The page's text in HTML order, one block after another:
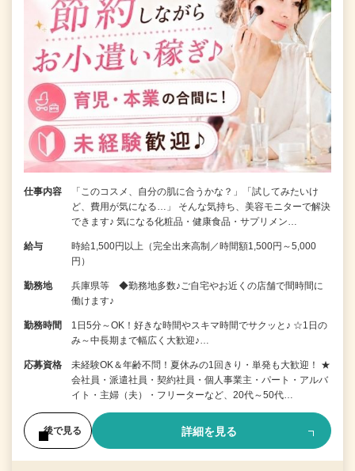
仕事内容
「このコスメ、自分の肌に合うかな？」「試してみたいけ
ど、費用が気になる…」 そんな気持ち、美容モニターで解決
できます♪ 気になる化粧品・健康食品・サプリメン…
給与
時給1,500円以上（完全出来高制／時間額1,500円～5,000
円）
勤務地
兵庫県等 ◆勤務地多数♪ご自宅やお近くの店舗で間時間に
働けます♪
勤務時間
1日5分～OK！好きな時間やスキマ時間でサクッと♪ ☆1日の
み～中長期まで幅広く大歓迎♪…
応募資格
未経験OK＆年齢不問！夏休みの1回きり・単発も大歓迎！ ★
会社員・派遣社員・契約社員・個人事業主・パート・アルバ
イト・主婦（夫）・フリーターなど、20代～50代…
後で見る 詳細を見る